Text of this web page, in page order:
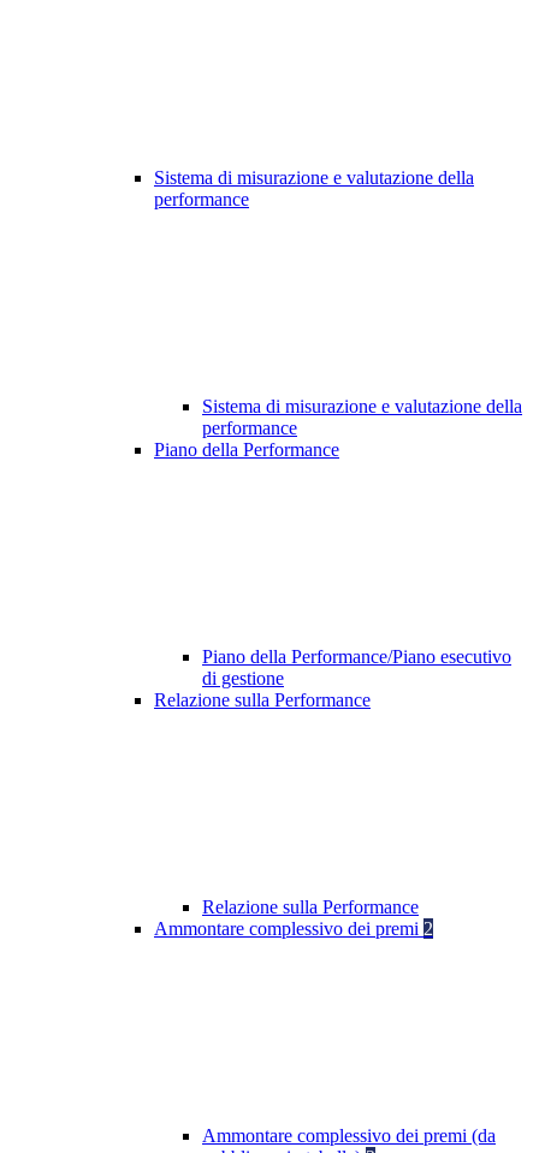
Sistema di misurazione e valutazione della
performance
Sistema di misurazione e valutazione della
performance
Piano della Performance
Piano della Performance/Piano esecutivo
di gestione
Relazione sulla Performance
Relazione sulla Performance
Ammontare complessivo dei premi 2
Ammontare complessivo dei premi (da